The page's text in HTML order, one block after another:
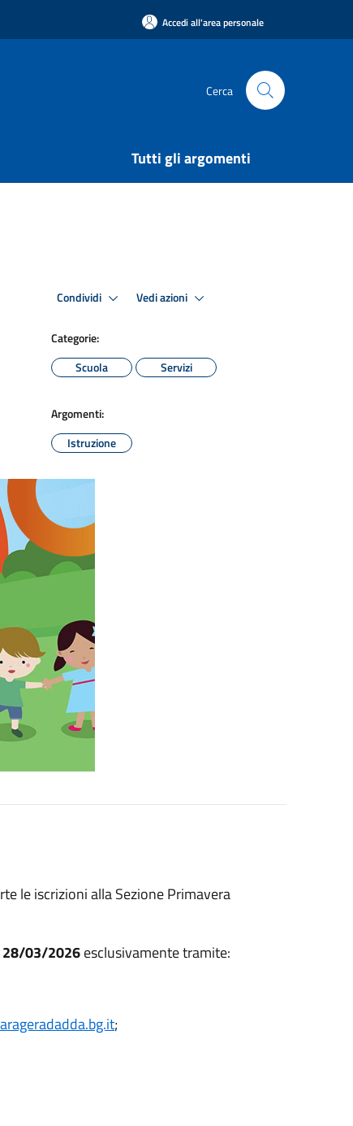
Accedi all'area personale
Cerca
Tutti gli argomenti
Condividi Vedi azioni
Categorie:
Scuola
Servizi
Argomenti:
Istruzione
le iscrizioni alla Sezione Primavera
03/2026esclusivamente tramite:
;